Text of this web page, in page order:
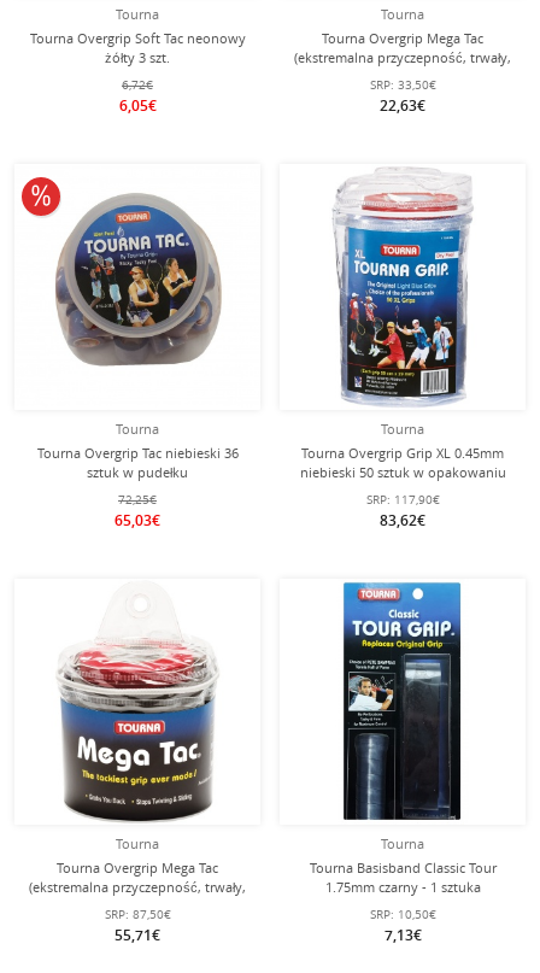
Tourna
Tourna Overgrip Soft Tac neonowy
żółty 3 szt.
6,72€
6,05€
Tourna
Tourna Overgrip Mega Tac
(ekstremalna przyczepność, trwały,
szeroki) czarny 10 sztuk
SRP: 33,50€
22,63€
Tourna
Tourna Overgrip Tac niebieski 36
sztuk w pudełku
72,25€
65,03€
10% obniżone
Tourna
Tourna Overgrip Grip XL 0.45mm
niebieski 50 sztuk w opakowaniu
SRP: 117,90€
83,62€
Tourna
Tourna Overgrip Mega Tac
(ekstremalna przyczepność, trwały,
szeroki) czarny 30 sztuk w
opakowaniu
SRP: 87,50€
55,71€
Tourna
Tourna Basisband Classic Tour
1.75mm czarny - 1 sztuka
SRP: 10,50€
7,13€